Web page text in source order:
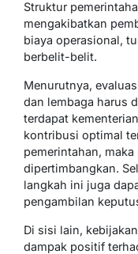
Struktur
mengakibatkan
biaya operasional,
berbelit-belit.
Menurutnya,
dan lembaga harus
terdapat
kontribusi optimal
pemerintahan,
dipertimbangkan.
langkah ini juga
pengambilan
Di sisi lain,
dampak positif